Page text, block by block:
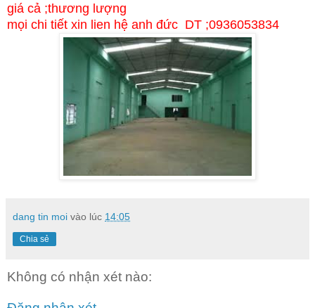
giá cả ;thương lượng
mọi chi tiết xin lien hệ anh đức DT ;0936053834
dang tin moi vào lúc 14:05
Chia sẻ
Không có nhận xét nào: